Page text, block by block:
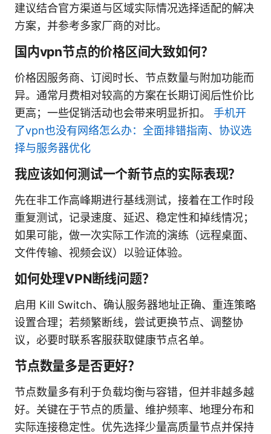
建议结合官方渠道与区域实际情况选择适配的解决
方案，并参考多家厂商的对比。
国内vpn节点的价格区间大致如何？
价格因服务商、订阅时长、节点数量与附加功能而
异。通常月费相对较高的方案在长期订阅后性价比
更高；一些促销活动也会带来明显折扣。 手机开
了vpn也没有网络怎么办：全面排错指南、协议选
择与服务器优化
我应该如何测试一个新节点的实际表现？
先在非工作高峰期进行基线测试，接着在工作时段
重复测试，记录速度、延迟、稳定性和掉线情况；
如果可能，做一次实际工作流的演练（远程桌面、
文件传输、视频会议）以验证体验。
如何处理VPN断线问题？
启用 Kill Switch、确认服务器地址正确、重连策略
设置合理；若频繁断线，尝试更换节点、调整协
议，必要时联系客服获取健康节点名单。
节点数量多是否更好？
节点数量多有利于负载均衡与容错，但并非越多越
好。关键在于节点的质量、维护频率、地理分布和
实际连接稳定性。优先选择少量高质量节点并保持